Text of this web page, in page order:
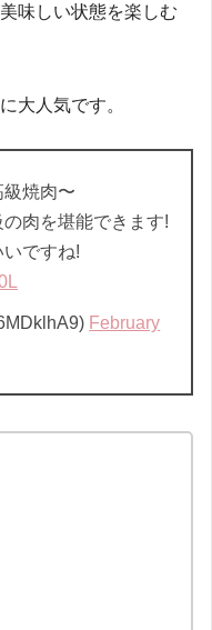
味しい状態を楽しむ
大人気です。
焼肉〜
肉を堪能できます!
ですね!
February